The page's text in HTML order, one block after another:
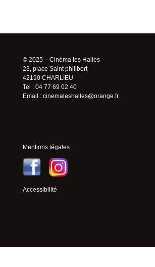
© 2025 – Cinéma les Halles
23, place Saint philibert
42190 CHARLIEU
Tel : 04 77 69 02 40
Email : cinemaleshalles@orange.fr
Mentions légales
Accessibilité